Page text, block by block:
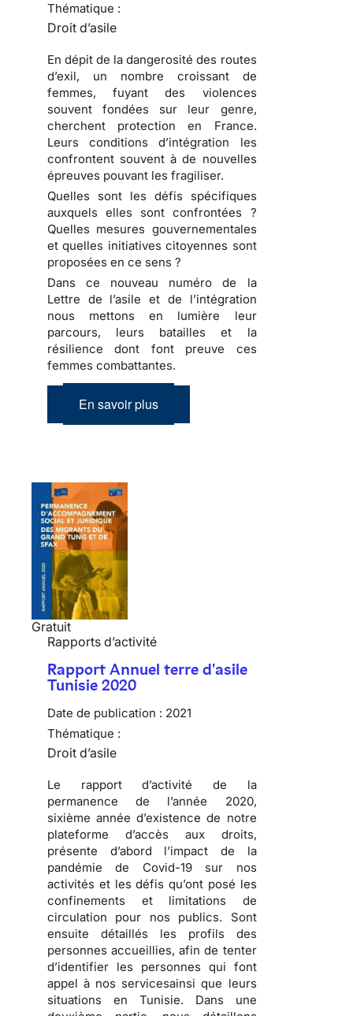
Thématique :
Droit d’asile
En dépit de la dangerosité des routes
d’exil, un nombre croissant de
femmes, fuyant des violences
souvent fondées sur leur genre,
cherchent protection en France.
Leurs conditions d’intégration les
confrontent souvent à de nouvelles
épreuves pouvant les fragiliser.
Quelles sont les défis spécifiques
auxquels elles sont confrontées ?
Quelles mesures gouvernementales
et quelles initiatives citoyennes sont
proposées en ce sens ?
Dans ce nouveau numéro de la
Lettre de l’asile et de l’intégration
nous mettons en lumière leur
parcours, leurs batailles et la
résilience dont font preuve ces
femmes combattantes.
En savoir plus
Gratuit
Rapports d’activité
Rapport Annuel terre d'asile
Tunisie 2020
Date de publication : 2021
Thématique :
Droit d’asile
Le rapport d’activité de la
permanence de l’année 2020,
sixième année d’existence de notre
plateforme d’accès aux droits,
présente d’abord l’impact de la
pandémie de Covid-19 sur nos
activités et les défis qu’ont posé les
confinements et limitations de
circulation pour nos publics. Sont
ensuite détaillés les profils des
personnes accueillies, afin de tenter
d’identifier les personnes qui font
appel à nos servicesainsi que leurs
situations en Tunisie. Dans une